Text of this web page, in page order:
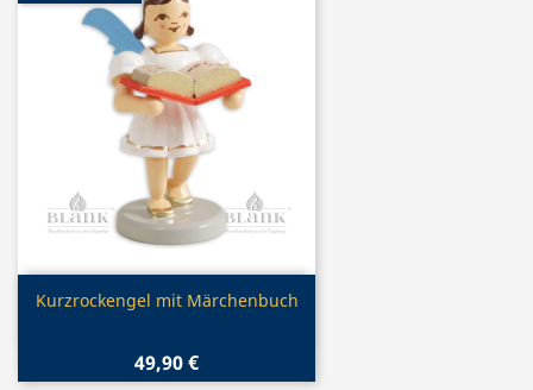
Vorschau
Kurzrockengel mit Märchenbuch
49,90 €